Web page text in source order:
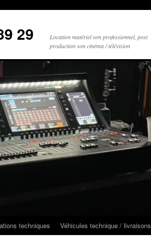
29
Location matériel son professionnel, post
production son cinéma / télévision
techniques Véhicules technique / livraisons